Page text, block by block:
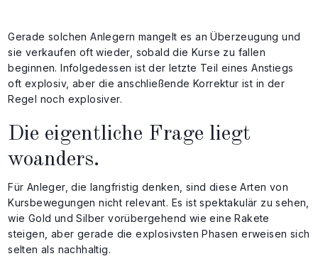
Gerade solchen Anlegern mangelt es an Überzeugung und
sie verkaufen oft wieder, sobald die Kurse zu fallen
beginnen. Infolgedessen ist der letzte Teil eines Anstiegs
oft explosiv, aber die anschließende Korrektur ist in der
Regel noch explosiver.
Die eigentliche Frage liegt
woanders.
Für Anleger, die langfristig denken, sind diese Arten von
Kursbewegungen nicht relevant. Es ist spektakulär zu sehen,
wie Gold und Silber vorübergehend wie eine Rakete
steigen, aber gerade die explosivsten Phasen erweisen sich
selten als nachhaltig.